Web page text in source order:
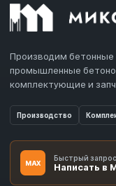
Производим
промышленные
комплектующие и
Производство
MAX
Быстрый запрос
Написать в